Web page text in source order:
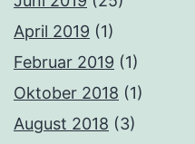
April 2019 (1)
Februar 2019 (1)
Oktober 2018 (1)
August 2018 (3)